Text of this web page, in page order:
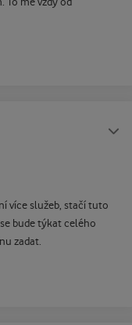
více služeb, stačí tuto
bude týkat celého
zadat.